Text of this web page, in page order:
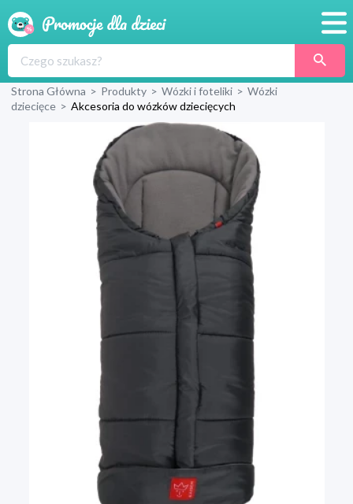
Produkty
Blog
Strona Główna > Produkty > Wózki i foteliki > Wózki
dziecięce > Akcesoria do wózków dziecięcych